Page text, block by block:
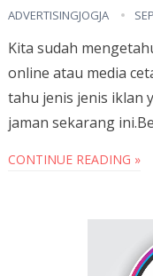
ADVERTISINGJOGJA
Kita sudah
online atau media
tahu jenis jenis iklan
jaman sekarang
CONTINUE READING »